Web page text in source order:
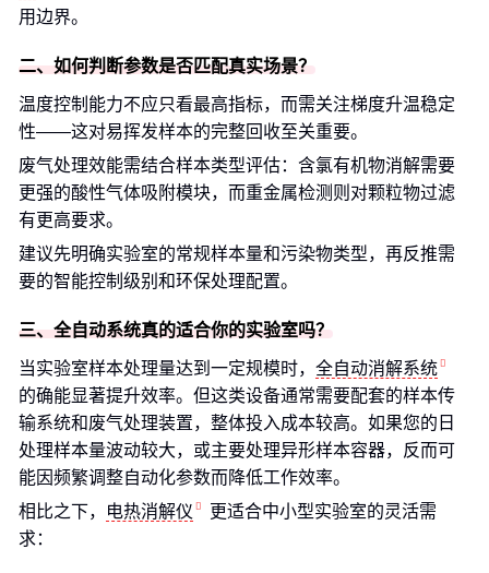
用边界。
二、如何判断参数是否匹配真实场景？
温度控制能力不应只看最高指标，而需关注梯度升温稳定
性——这对易挥发样本的完整回收至关重要。
废气处理效能需结合样本类型评估：含氯有机物消解需要
更强的酸性气体吸附模块，而重金属检测则对颗粒物过滤
有更高要求。
建议先明确实验室的常规样本量和污染物类型，再反推需
要的智能控制级别和环保处理配置。
三、全自动系统真的适合你的实验室吗？
当实验室样本处理量达到一定规模时， 全自动消解系统
的确能显著提升效率。但这类设备通常需要配套的样本传
输系统和废气处理装置，整体投入成本较高。如果您的日
处理样本量波动较大，或主要处理异形样本容器，反而可
能因频繁调整自动化参数而降低工作效率。
相比之下，
电热消解仪
更适合中小型实验室的灵活需
求：